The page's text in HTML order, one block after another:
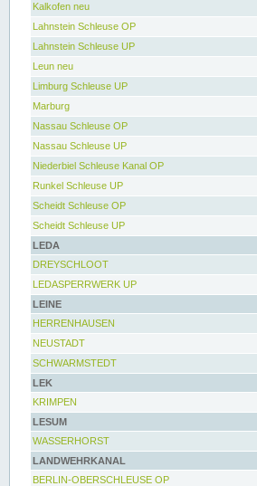
Kalkofen neu
Lahnstein Schleuse OP
Lahnstein Schleuse UP
Leun neu
Limburg Schleuse UP
Marburg
Nassau Schleuse OP
Nassau Schleuse UP
Niederbiel Schleuse Kanal OP
Runkel Schleuse UP
Scheidt Schleuse OP
Scheidt Schleuse UP
LEDA
DREYSCHLOOT
LEDASPERRWERK UP
LEINE
HERRENHAUSEN
NEUSTADT
SCHWARMSTEDT
LEK
KRIMPEN
LESUM
WASSERHORST
LANDWEHRKANAL
BERLIN-OBERSCHLEUSE OP